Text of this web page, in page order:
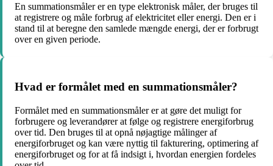
En summationsmåler er en type elektronisk måler, der bruges til
at registrere og måle forbrug af elektricitet eller energi. Den er i
stand til at beregne den samlede mængde energi, der er forbrugt
over en given periode.
Hvad er formålet med en summationsmåler?
Formålet med en summationsmåler er at gøre det muligt for
forbrugere og leverandører at følge og registrere energiforbrug
over tid. Den bruges til at opnå nøjagtige målinger af
energiforbruget og kan være nyttig til fakturering, optimering af
energiforbruget og for at få indsigt i, hvordan energien fordeles